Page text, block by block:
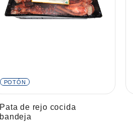
POTÓN
Pata de rejo cocida
bandeja